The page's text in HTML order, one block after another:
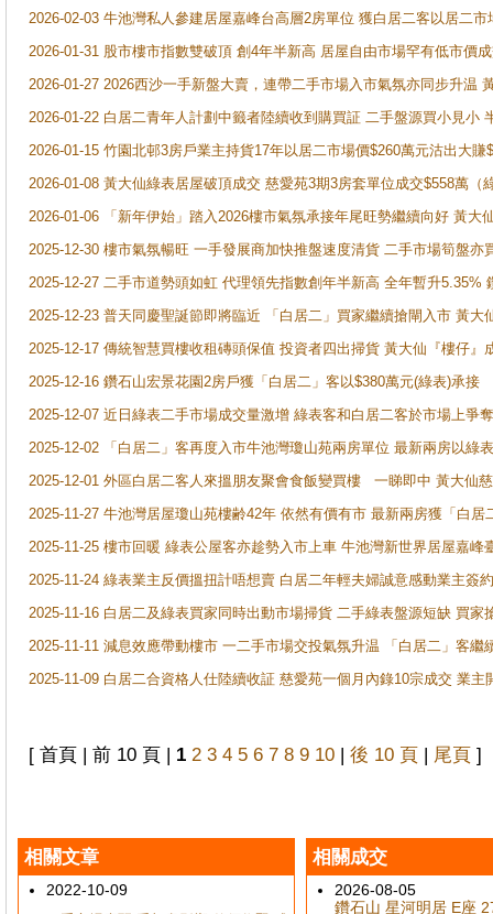
2026-02-03 牛池灣私人參建居屋嘉峰台高層2房單位 獲白居二客以居二市
2026-01-31 股市樓市指數雙破頂 創4年半新高 居屋自由市場罕有低市價
2026-01-27 2026西沙一手新盤大賣，連帶二手市場入市氣氛亦同步升温
2026-01-22 白居二青年人計劃中籤者陸續收到購買証 二手盤源買小見小
2026-01-15 竹園北邨3房戶業主持貨17年以居二市場價$260萬元沽出大賺
2026-01-08 黃大仙綠表居屋破頂成交 慈愛苑3期3房套單位成交$558萬（
2026-01-06 「新年伊始」踏入2026樓市氣氛承接年尾旺勢繼續向好 黃
2025-12-30 樓市氣氛暢旺 一手發展商加快推盤速度清貨 二手市場筍盤
2025-12-27 二手市道勢頭如虹 代理領先指數創年半新高 全年暫升5.35%
2025-12-23 普天同慶聖誕節即將臨近 「白居二」買家繼續搶閘入市 黃
2025-12-17 傳統智慧買樓收租磚頭保值 投資者四出掃貨 黃大仙『樓仔
2025-12-16 鑽石山宏景花園2房戶獲「白居二」客以$380萬元(綠表)承接
2025-12-07 近日綠表二手市場成交量激增 綠表客和白居二客於市場上
2025-12-02 「白居二」客再度入市牛池灣瓊山苑兩房單位 最新兩房以綠
2025-12-01 外區白居二客人來搵朋友聚會食飯變買樓 一睇即中 黃大仙
2025-11-27 牛池灣居屋瓊山苑樓齢42年 依然有價有市 最新兩房獲「白居
2025-11-25 樓市回暖 綠表公屋客亦趁勢入市上車 牛池灣新世界居屋嘉峰
2025-11-24 綠表業主反價搵扭計唔想賣 白居二年輕夫婦誠意感動業主簽
2025-11-16 白居二及綠表買家同時出動市場掃貨 二手綠表盤源短缺 買
2025-11-11 減息效應帶動樓市 一二手市場交投氣氛升温 「白居二」客
2025-11-09 白居二合資格人仕陸續收証 慈愛苑一個月內錄10宗成交 業
[ 首頁 | 前 10 頁 | 1 2 3 4 5 6 7 8 9 10 | 後 10 頁 | 尾頁 ]
相關文章
2022-10-09
相關成交
2026-08-05
鑽石山 星河明居 E座